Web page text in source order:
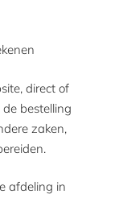
direct of
bestelling
zaken,
afdeling in